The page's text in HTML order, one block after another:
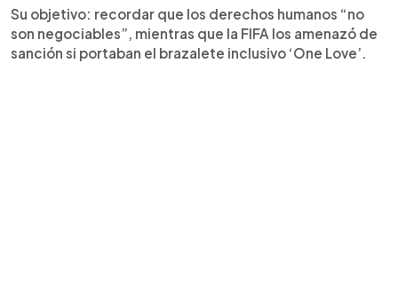
Su objetivo: recordar que los derechos humanos “no
son negociables”, mientras que la FIFA los amenazó de
sanción si portaban el brazalete inclusivo ‘One Love’.